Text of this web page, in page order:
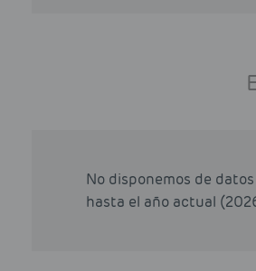
No disponemos de
hasta el año actual